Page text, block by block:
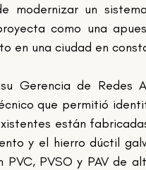
modernizar un
como una
en una ciudad en
Gerencia de Redes
que permitió
están
y el hierro dúctil
PVC, PVSO y PAV de